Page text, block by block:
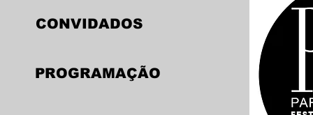
CONVIDADOS
PROGRAMAÇÃO